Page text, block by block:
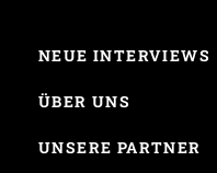
NEUE INTERVIEWS
ÜBER UNS
UNSERE PARTNER